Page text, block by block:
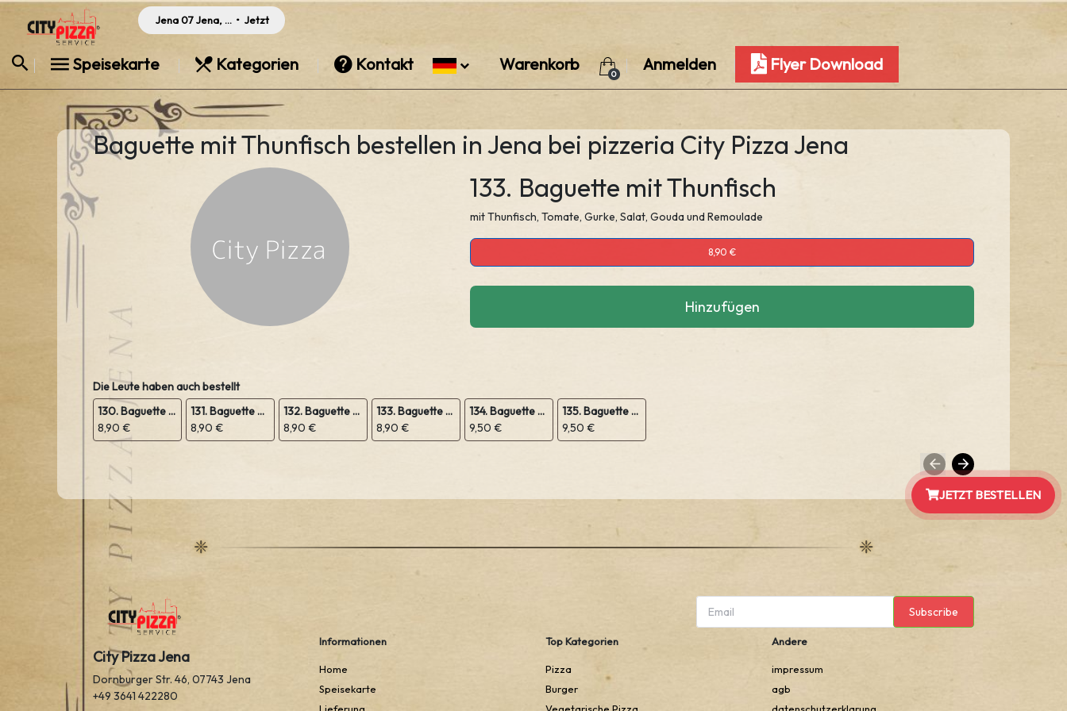
Jena 07 Jena, Germany
•Jetzt
Speisekarte Kategorien Kontakt Warenkorb
0
Anmelden Flyer Download
Baguette mit Thunfisch bestellen in Jena bei pizzeria City Pizza Jena
133. Baguette mit Thunfisch
mit Thunfisch, Tomate, Gurke, Salat, Gouda und Remoulade
8,90 €
Hinzufügen
Die Leute haben auch bestellt
130. Baguette mit Salami
8,90 €
131. Baguette mit Schinken
8,90 €
132. Baguette mit Salami und Schinken
8,90 €
133. Baguette mit Thunfisch
8,90 €
134. Baguette mit Thunfisch und Zwiebeln
9,50 €
135. Baguette mit Salami, Schinken und Mozzarella
9,50 €
Subscribe
City Pizza Jena
Dornburger Str. 46, 07743 Jena
+49 3641 422280
Informationen
Home
Speisekarte
Top Kategorien
Pizza
Burger
Andere
impressum
agb
JETZT BESTELLEN